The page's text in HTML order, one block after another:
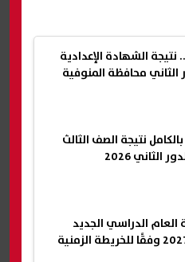
نتيجة الشهادة الإعدادية
نتيجة الصف الثالث
الثاني 2026
العام الدراسي الجديد